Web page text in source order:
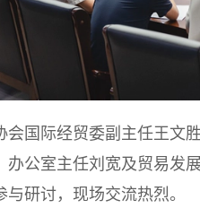
会国际经贸委副主任王文
办公室主任刘宽及贸易发
研讨，现场交流热烈。